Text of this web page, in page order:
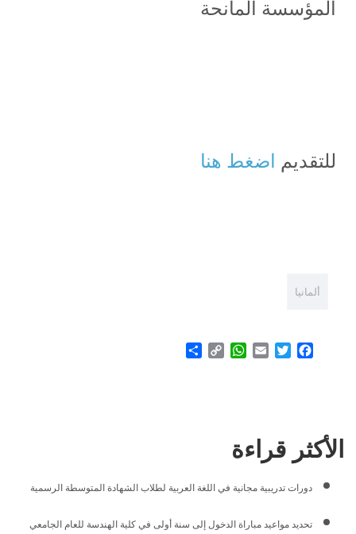
المؤسسة المانحة
للتقديم اضغط هنا
ألمانيا
Facebook
Twitter
Email
WhatsApp
Copy
الأكثر قراءة
دورات تدريبية مجانية في اللغة العربية لطلاب الشهادة المتوسطة الرسمية
تحديد مواعيد مباراة الدخول إلى سنة أولى في كلية الهندسة للعام الجامعي